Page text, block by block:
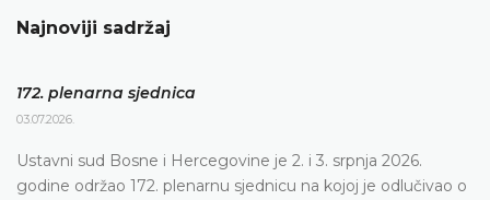
Najnoviji sadržaj
172. plenarna sjednica
03.07.2026.
Ustavni sud Bosne i Hercegovine je 2. i 3. srpnja 2026.
godine održao 172. plenarnu sjednicu na kojoj je odlučivao o